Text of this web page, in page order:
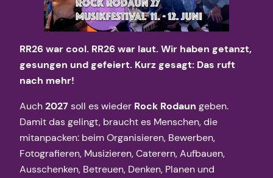
RR26 war cool. RR26 war laut. Wir haben getanzt,
gesungen und gefeiert. Kurz gesagt: Das ruft
nach mehr!
Auch2027 soll es wieder Rock Rodaun geben.
Damit das gelingt, braucht es Menschen, die
mitanpacken: beim Organisieren, Bewerben,
Fotografieren, Musizieren, Caterern, Aufbauen,
Ausschenken, Betreuen, Denken, Planen und